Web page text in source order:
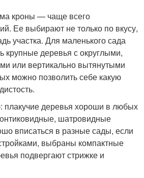
кроны — чаще всего
Ее выбирают не только по вкусу,
участка. Для маленького сада
крупные деревья с округлыми,
или вертикально вытянутыми
можно позволить себе какую
плакучие деревья хороши в любых
шатровидные
вписаться в разные сады, если
выбраны компактные
подвергают стрижке и